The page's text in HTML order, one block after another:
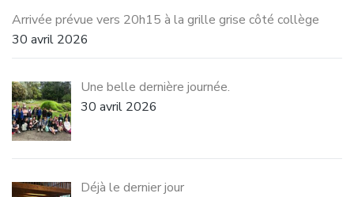
Arrivée prévue vers 20h15 à la grille grise côté collège
30 avril 2026
Une belle dernière journée.
30 avril 2026
Déjà le dernier jour